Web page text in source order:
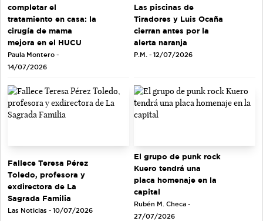
completar el
tratamiento en casa: la
cirugía de mama
mejora en el HUCU
Paula Montero -
14/07/2026
Las piscinas de
Tiradores y Luis Ocaña
cierran antes por la
alerta naranja
P.M. - 12/07/2026
Fallece Teresa Pérez
Toledo, profesora y
exdirectora de La
Sagrada Familia
Las Noticias - 10/07/2026
El grupo de punk rock
Kuero tendrá una
placa homenaje en la
capital
Rubén M. Checa -
27/07/2026